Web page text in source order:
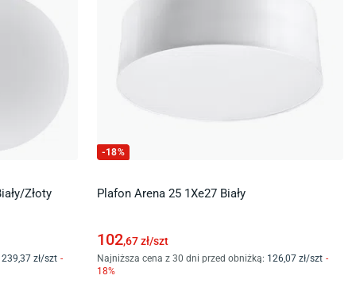
Złoty
239,37 zł/szt -
-18%
Plafon Arena 25 1Xe27 Biały
102,67zł/szt
Najniższa cena z 30 dni przed obniżką: 126,07 zł/szt -
18%